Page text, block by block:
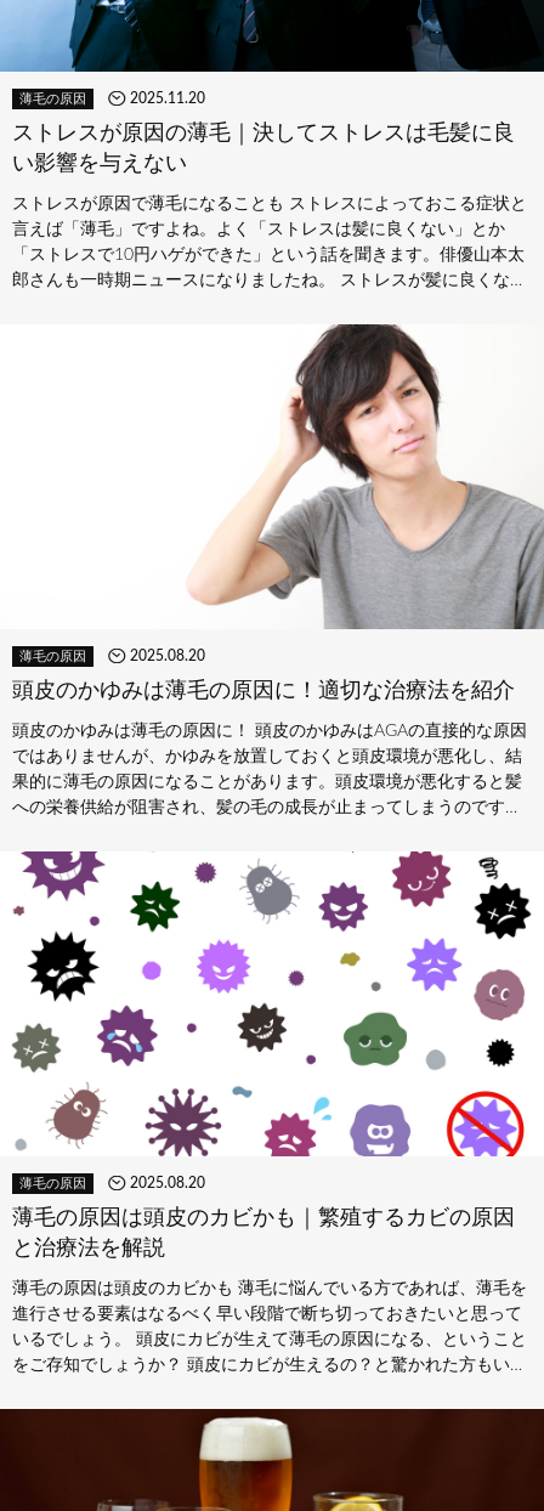
薄毛の原因 2025.11.20
ストレスが原因の薄毛｜決してストレスは毛髪に良
い影響を与えない
ストレスが原因で薄毛になることも ストレスによっておこる症状と
言えば「薄毛」ですよね。よく「ストレスは髪に良くない」とか
「ストレスで10円ハゲができた」という話を聞きます。俳優山本太
郎さんも一時期ニュースになりましたね。 ストレスが髪に良くない
薄毛の原因 2025.08.20
頭皮のかゆみは薄毛の原因に！適切な治療法を紹介
頭皮のかゆみは薄毛の原因に！ 頭皮のかゆみはAGAの直接的な原因
ではありませんが、かゆみを放置しておくと頭皮環境が悪化し、結
果的に薄毛の原因になることがあります。頭皮環境が悪化すると髪
への栄養供給が阻害され、髪の毛の成長が止まってしまうのです。
薄毛の原因 2025.08.20
薄毛の原因は頭皮のカビかも｜繁殖するカビの原因
と治療法を解説
薄毛の原因は頭皮のカビかも 薄毛に悩んでいる方であれば、薄毛を
進行させる要素はなるべく早い段階で断ち切っておきたいと思って
いるでしょう。 頭皮にカビが生えて薄毛の原因になる、ということ
をご存知でしょうか？ 頭皮にカビが生えるの？と驚かれた方もい